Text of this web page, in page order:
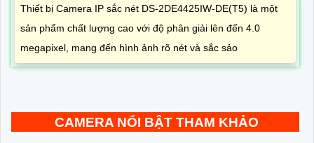
Thiết bị Camera IP sắc nét DS-2DE4425IW-DE(T5) là một
sản phẩm chất lượng cao với độ phân giải lên đến 4.0
megapixel, mang đến hình ảnh rõ nét và sắc sảo
CAMERA NỔI BẬT THAM KHẢO